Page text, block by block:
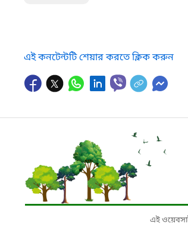
এই কনটেন্টটি শেয়ার করতে ক্লিক করুন
এই